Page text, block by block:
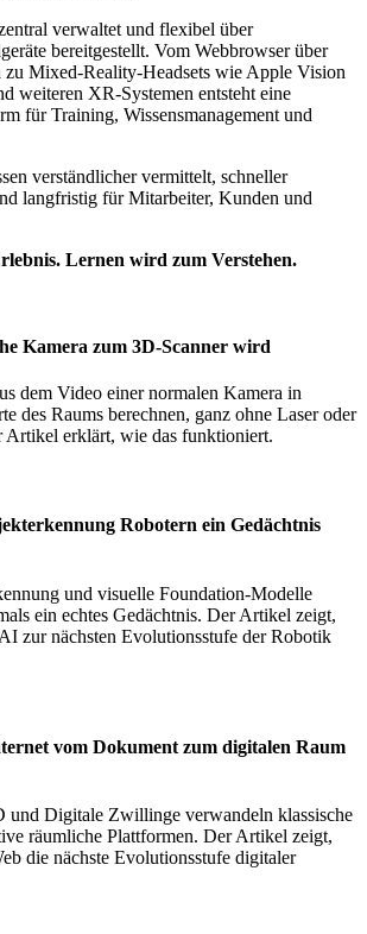
verwaltet und flexibel über
bereitgestellt. Vom Webbrowser über
zu Mixed-Reality-Headsets wie Apple Vision
weiteren XR-Systemen entsteht eine
für Training, Wissensmanagement und
verständlicher vermittelt, schneller
langfristig für Mitarbeiter, Kunden und
Lernen wird zum Verstehen.
Kamera zum 3D-Scanner wird
dem Video einer normalen Kamera in
des Raums berechnen, ganz ohne Laser oder
Artikel erklärt, wie das funktioniert.
Robotern ein Gedächtnis
und visuelle Foundation-Modelle
ein echtes Gedächtnis. Der Artikel zeigt,
zur nächsten Evolutionsstufe der Robotik
vom Dokument zum digitalen Raum
und Digitale Zwillinge verwandeln klassische
räumliche Plattformen. Der Artikel zeigt,
die nächste Evolutionsstufe digitaler